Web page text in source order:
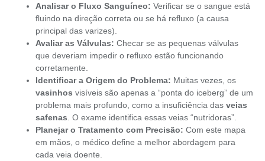
Analisar o Fluxo Sanguíneo: Verificar se o sangue está
fluindo na direção correta ou se há refluxo (a causa
principal das varizes).
Avaliar as Válvulas: Checar se as pequenas válvulas
que deveriam impedir o refluxo estão funcionando
corretamente.
Identificar a Origem do Problema: Muitas vezes, os
vasinhos visíveis são apenas a “ponta do iceberg” de um
problema mais profundo, como a insuficiência das veias
safenas . O exame identifica essas veias “nutridoras”.
Planejar o Tratamento com Precisão: Com este mapa
em mãos, o médico define a melhor abordagem para
cada veia doente.